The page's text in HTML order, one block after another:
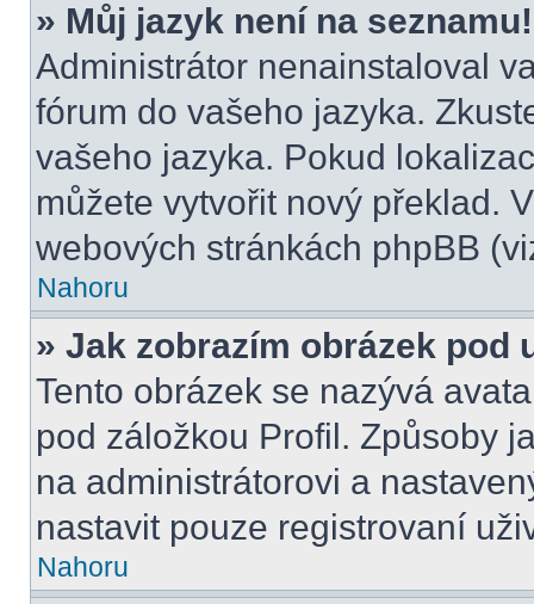
» Můj jazyk není na seznamu!
Administrátor nenainstaloval
fórum do vašeho jazyka.
vašeho jazyka. Pokud
můžete vytvořit nový překlad.
webových stránkách phpBB
Nahoru
» Jak zobrazím obrázek pod
Tento obrázek se nazývá
pod záložkou Profil. Způsoby
na administrátorovi a
nastavit pouze registrovaní
Nahoru